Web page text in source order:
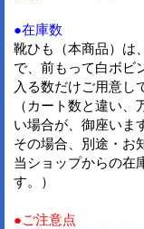
●在庫数
靴ひも（本商品）は
で、前もって白ボ
入る数だけご用意し
（カート数と違い
い場合が、御座いま
その場合、別途・お
当ショップからの在
す。）
●ご注意点